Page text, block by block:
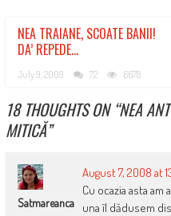
NEA TRAIANE, SCOATE BANII!
DA’ REPEDE…
July 9, 2009 72 6678
18 THOUGHTS ON “NEA
MITICĂ”
Satmareanca
August 7, 2008 at
Cu ocazia asta
una îl dădusem